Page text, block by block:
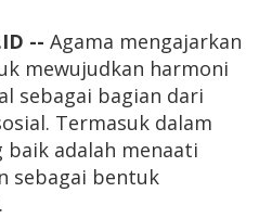
-- Agama mengajarkan
mewujudkan harmoni
sebagai bagian dari
Termasuk dalam
baik adalah menaati
sebagai bentuk